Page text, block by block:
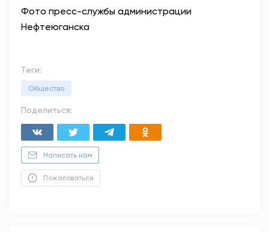
Фото пресс-службы администрации
Нефтеюганска
Теги:
Общество
Поделиться:
Написать нам
Пожаловаться